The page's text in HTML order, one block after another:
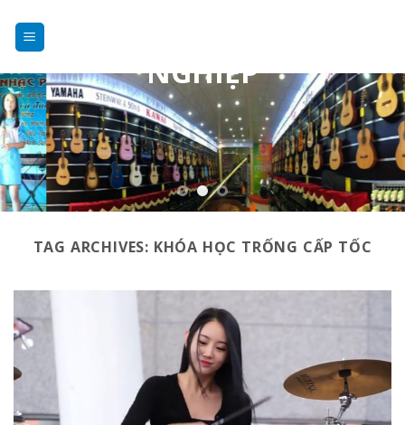
content
NGHIỆP
TAG ARCHIVES: KHÓA HỌC TRỐNG CẤP TỐC